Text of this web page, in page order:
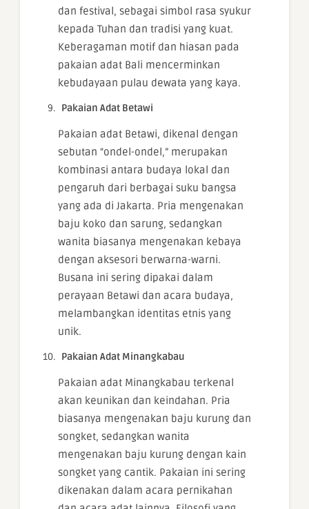
dan festival, sebagai simbol rasa syukur
kepada Tuhan dan tradisi yang kuat.
Keberagaman motif dan hiasan pada
pakaian adat Bali mencerminkan
kebudayaan pulau dewata yang kaya.
Pakaian Adat Betawi
Pakaian adat Betawi, dikenal dengan
sebutan “ondel-ondel,” merupakan
kombinasi antara budaya lokal dan
pengaruh dari berbagai suku bangsa
yang ada di Jakarta. Pria mengenakan
baju koko dan sarung, sedangkan
wanita biasanya mengenakan kebaya
dengan aksesori berwarna-warni.
Busana ini sering dipakai dalam
perayaan Betawi dan acara budaya,
melambangkan identitas etnis yang
unik.
Pakaian Adat Minangkabau
Pakaian adat Minangkabau terkenal
akan keunikan dan keindahan. Pria
biasanya mengenakan baju kurung dan
songket, sedangkan wanita
mengenakan baju kurung dengan kain
songket yang cantik. Pakaian ini sering
dikenakan dalam acara pernikahan